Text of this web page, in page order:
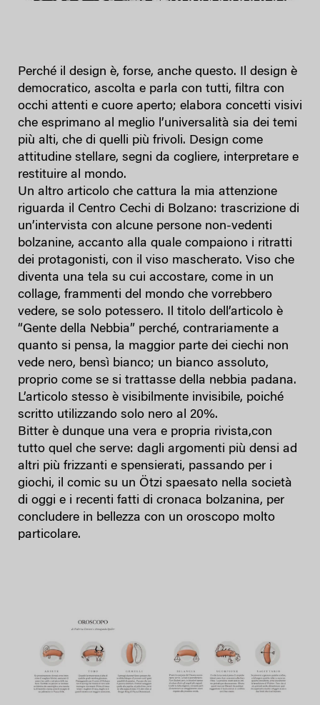
Perché il design è, forse, anche questo. Il design è
democratico, ascolta e parla con tutti, filtra con
occhi attenti e cuore aperto; elabora concetti visivi
che esprimano al meglio l’universalità sia dei temi
più alti, che di quelli più frivoli. Design come
attitudine stellare, segni da cogliere, interpretare e
restituire al mondo.
Un altro articolo che cattura la mia attenzione
riguarda il Centro Cechi di Bolzano: trascrizione di
un’intervista con alcune persone non-vedenti
bolzanine, accanto alla quale compaiono i ritratti
dei protagonisti, con il viso mascherato. Viso che
diventa una tela su cui accostare, come in un
collage, frammenti del mondo che vorrebbero
vedere, se solo potessero. Il titolo dell’articolo è
“Gente della Nebbia” perché, contrariamente a
quanto si pensa, la maggior parte dei ciechi non
vede nero, bensì bianco; un bianco assoluto,
proprio come se si trattasse della nebbia padana.
L’articolo stesso è visibilmente invisibile, poiché
scritto utilizzando solo nero al 20%.
Bitter è dunque una vera e propria rivista,con
tutto quel che serve: dagli argomenti più densi ad
altri più frizzanti e spensierati, passando per i
giochi, il comic su un Ötzi spaesato nella società
di oggi e i recenti fatti di cronaca bolzanina, per
concludere in bellezza con un oroscopo molto
particolare.